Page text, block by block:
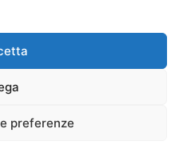
preferenze
WordPress